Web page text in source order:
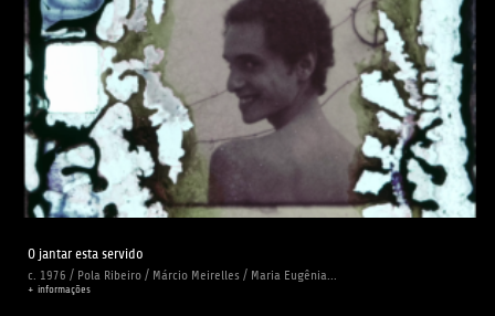
O jantar esta servido
c. 1976 / Pola Ribeiro / Márcio Meirelles / Maria Eugênia...
+ informações